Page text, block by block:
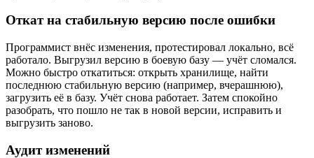
Откат на стабильную версию после ошибки
Программист внёс изменения, протестировал локально, всё
работало. Выгрузил версию в боевую базу — учёт сломался.
Можно быстро откатиться: открыть хранилище, найти
последнюю стабильную версию (например, вчерашнюю),
загрузить её в базу. Учёт снова работает. Затем спокойно
разобрать, что пошло не так в новой версии, исправить и
выгрузить заново.
Аудит изменений